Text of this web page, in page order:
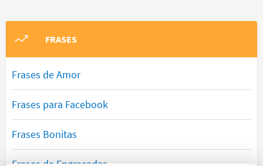
FRASES
Frases de Amor
Frases para Facebook
Frases Bonitas